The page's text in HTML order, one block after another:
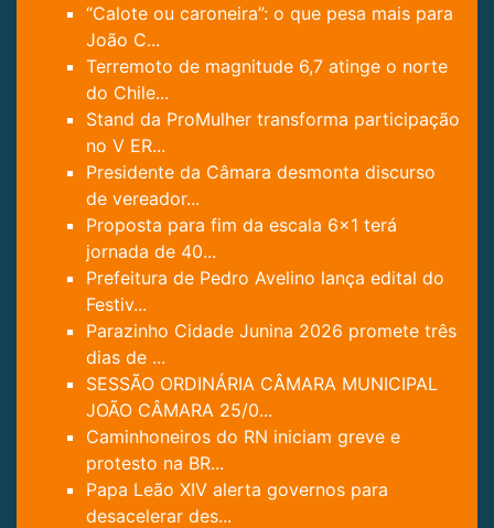
“Calote ou caroneira”: o que pesa mais para
João C...
Terremoto de magnitude 6,7 atinge o norte
do Chile...
Stand da ProMulher transforma participação
no V ER...
Presidente da Câmara desmonta discurso
de vereador...
Proposta para fim da escala 6×1 terá
jornada de 40...
Prefeitura de Pedro Avelino lança edital do
Festiv...
Parazinho Cidade Junina 2026 promete três
dias de ...
SESSÃO ORDINÁRIA CÂMARA MUNICIPAL
JOÃO CÂMARA 25/0...
Caminhoneiros do RN iniciam greve e
protesto na BR...
Papa Leão XIV alerta governos para
desacelerar des...